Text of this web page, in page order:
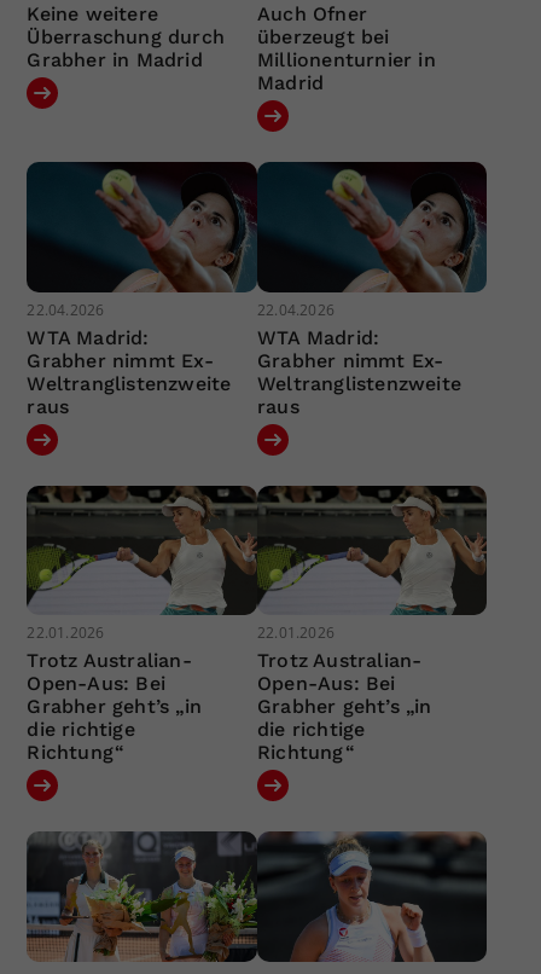
Keine weitere
Überraschung durch
Grabher in Madrid
Auch Ofner
überzeugt bei
Millionenturnier in
Madrid
22.04.2026
WTA Madrid:
Grabher nimmt Ex-
Weltranglistenzweite
raus
22.04.2026
WTA Madrid:
Grabher nimmt Ex-
Weltranglistenzweite
raus
22.01.2026
Trotz Australian-
Open-Aus: Bei
Grabher geht’s „in
die richtige
Richtung“
22.01.2026
Trotz Australian-
Open-Aus: Bei
Grabher geht’s „in
die richtige
Richtung“